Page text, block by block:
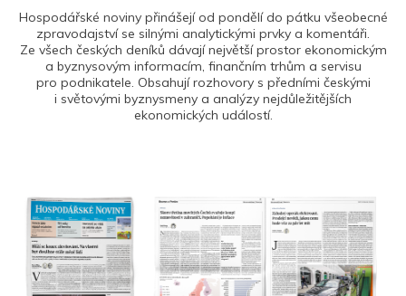
Hospodářské noviny přinášejí od pondělí do pátku všeobecné
zpravodajství se silnými analytickými prvky a komentáři.
Ze všech českých deníků dávají největší prostor ekonomickým
a byznysovým informacím, finančním trhům a servisu
pro podnikatele. Obsahují rozhovory s předními českými
i světovými byznysmeny a analýzy nejdůležitějších
ekonomických událostí.